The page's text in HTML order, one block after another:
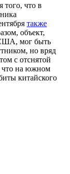
того, что в
также
объект,
мог быть
но вряд
с отснятой
что на южном
китайского